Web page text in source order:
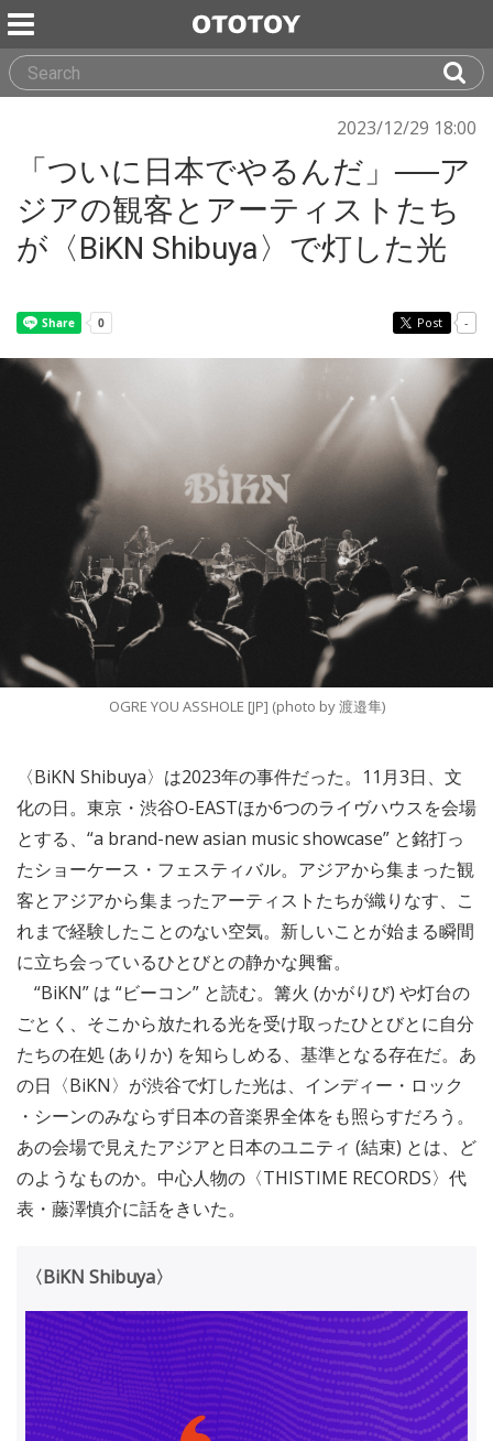
2023/12/29 18:00
「ついに日本でやるんだ」──ア
ジアの観客とアーティストたち
が〈BiKN Shibuya〉で灯した光
Post -
OGRE YOU ASSHOLE [JP] (photo by 渡邉隼)
〈BiKN Shibuya〉は2023年の事件だった。11月3日、文
化の日。東京・渋谷O-EASTほか6つのライヴハウスを会場
とする、“a brand-new asian music showcase” と銘打っ
たショーケース・フェスティバル。アジアから集まった観
客とアジアから集まったアーティストたちが織りなす、こ
れまで経験したことのない空気。新しいことが始まる瞬間
に立ち会っているひとびとの静かな興奮。
“BiKN” は “ビーコン” と読む。篝火 (かがりび) や灯台の
ごとく、そこから放たれる光を受け取ったひとびとに自分
たちの在処 (ありか) を知らしめる、基準となる存在だ。あ
の日〈BiKN〉が渋谷で灯した光は、インディー・ロック
・シーンのみならず日本の音楽界全体をも照らすだろう。
あの会場で見えたアジアと日本のユニティ (結束) とは、ど
のようなものか。中心人物の〈THISTIME RECORDS〉代
表・藤澤慎介に話をきいた。
〈BiKN Shibuya〉